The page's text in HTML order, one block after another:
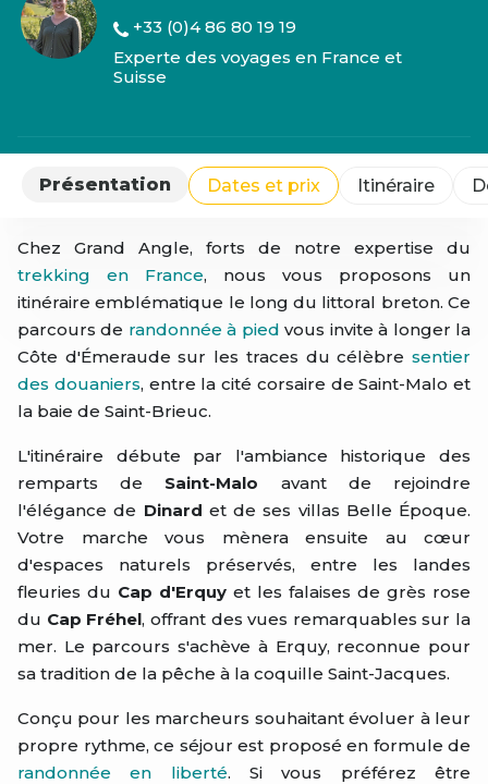
+33 (0)4 86 80 19 19
Experte des voyages en France et
Suisse
Présentation Dates et prix Itinéraire
Chez Grand Angle, forts de notre expertise du
trekking en France, nous vous proposons un
itinéraire emblématique le long du littoral breton. Ce
parcours de randonnée à pied vous invite à longer la
Côte d'Émeraude sur les traces du célèbre sentier
des douaniers, entre la cité corsaire de Saint-Malo et
la baie de Saint-Brieuc.
L'itinéraire débute par l'ambiance historique des
remparts de Saint-Malo avant de rejoindre
l'élégance de Dinard et de ses villas Belle Époque.
Votre marche vous mènera ensuite au cœur
d'espaces naturels préservés, entre les landes
fleuries du Cap d'Erquy et les falaises de grès rose
du Cap Fréhel, offrant des vues remarquables sur la
mer. Le parcours s'achève à Erquy, reconnue pour
sa tradition de la pêche à la coquille Saint-Jacques.
Conçu pour les marcheurs souhaitant évoluer à leur
propre rythme, ce séjour est proposé en formule de
randonnée en liberté. Si vous préférez être